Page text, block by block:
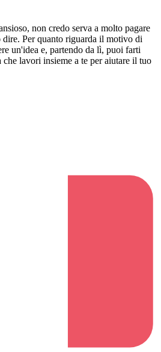
non credo serva a molto pagare
Per quanto riguarda il motivo di
un'idea e, partendo da lì, puoi farti
che lavori insieme a te per aiutare il tuo